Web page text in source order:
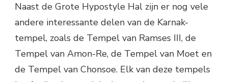
Naast de Grote Hypostyle Hal zijn er nog vele
andere interessante delen van de Karnak-
tempel, zoals de Tempel van Ramses III, de
Tempel van Amon-Re, de Tempel van Moet en
de Tempel van Chonsoe. Elk van deze tempels